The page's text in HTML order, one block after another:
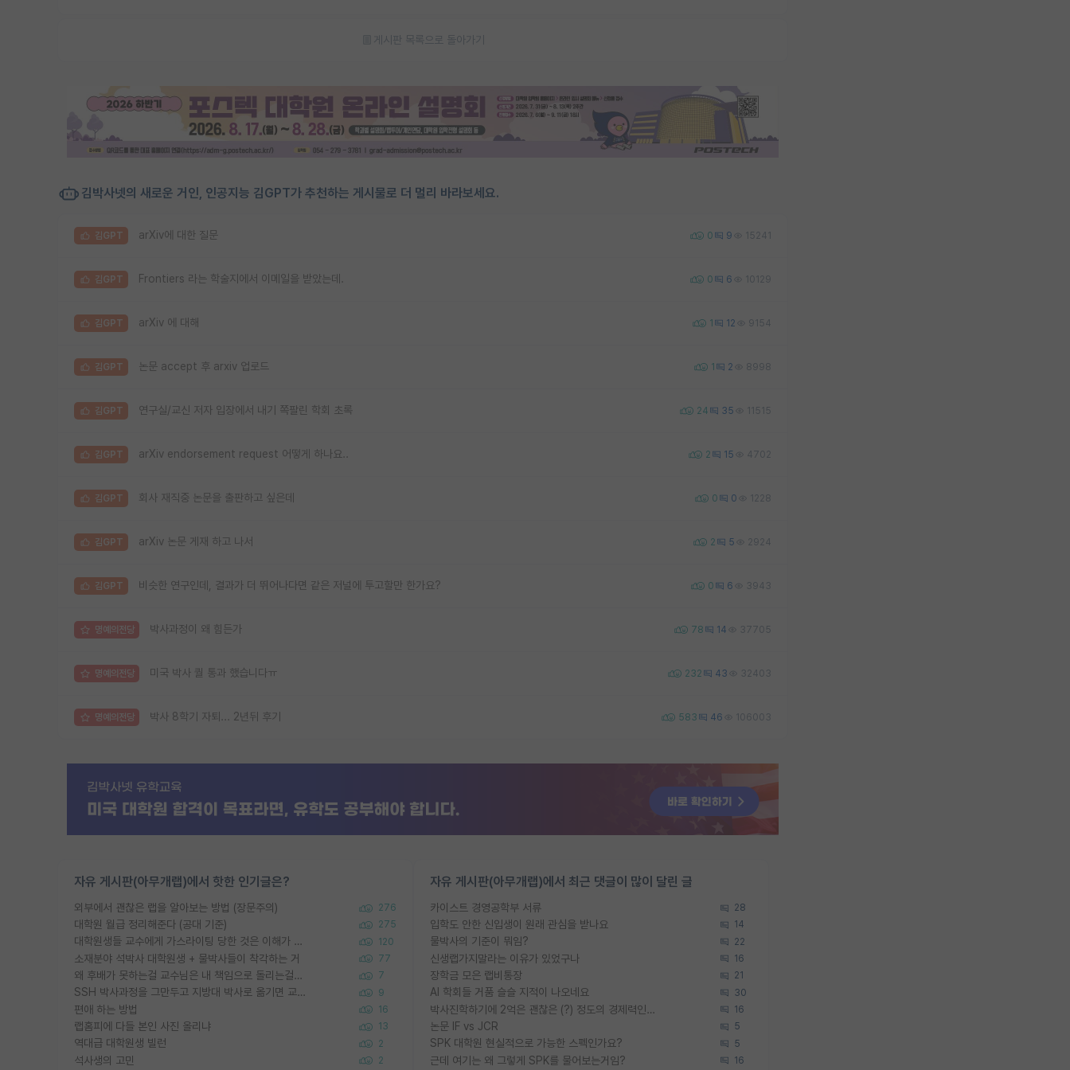
게시판 목록으로 돌아가기
김박사넷의 새로운 거인, 인공지능 김GPT가 추천하는 게시물로 더 멀리 바라보세요.
김GPT arXiv에 대한 질문 0 9 15241
김GPT Frontiers 라는 학술지에서 이메일을 받았는데. 0 6 10129
김GPT arXiv 에 대해 1 12 9154
김GPT 논문 accept 후 arxiv 업로드 1 2 8998
김GPT 연구실/교신 저자 입장에서 내기 쪽팔린 학회 초록 24 35 11515
김GPT arXiv endorsement request 어떻게 하나요.. 2 15 4702
김GPT 회사 재직중 논문을 출판하고 싶은데 0 0 1228
김GPT arXiv 논문 게재 하고 나서 2 5 2924
김GPT 비슷한 연구인데, 결과가 더 뛰어나다면 같은 저널에 투고할만 한가요? 0 6 3943
명예의전당 박사과정이 왜 힘든가 78 14 37705
명예의전당 미국 박사 퀄 통과 했습니다ㅠ 232 43 32403
명예의전당 박사 8학기 자퇴... 2년뒤 후기 583 46 106003
자유 게시판(아무개랩)에서 핫한 인기글은?
외부에서 괜찮은 랩을 알아보는 방법 (장문주의) 276
대학원 월급 정리해준다 (공대 기준) 275
대학원생들 교수에게 가스라이팅 당한 것은 이해가 갑니다. 안타깝네요. 120
소재분야 석박사 대학원생 + 물박사들이 착각하는 거 77
왜 후배가 못하는걸 교수님은 내 책임으로 돌리는걸까요? 7
SSH 박사과정을 그만두고 지방대 박사로 옮기면 교수의 꿈은 끝일까요? 9
편애 하는 방법 16
랩홈피에 다들 본인 사진 올리냐 13
역대급 대학원생 빌런 2
석사생의 고민 2
자유 게시판(아무개랩)에서 최근 댓글이 많이 달린 글
카이스트 경영공학부 서류 28
입학도 안한 신입생이 원래 관심을 받나요 14
물박사의 기준이 뭐임? 22
신생랩가지말라는 이유가 있었구나 16
장학금 모은 랩비통장 21
AI 학회들 거품 슬슬 지적이 나오네요 30
박사진학하기에 2억은 괜찮은 (?) 정도의 경제력인가요 16
논문 IF vs JCR 5
SPK 대학원 현실적으로 가능한 스펙인가요? 5
근데 여기는 왜 그렇게 SPK를 물어보는거임? 16